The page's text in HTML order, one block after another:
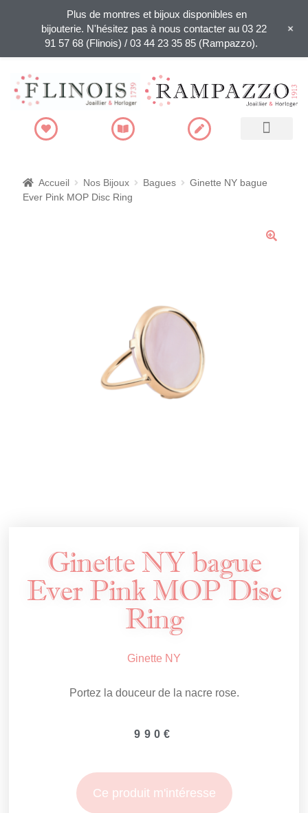
Accueil Nos Bijoux Bagues
Ginette NY bague
Ever Pink MOP Disc Ring
Ginette NY bague
Ever Pink MOP Disc
Ring
Ginette NY
Portez la douceur de la nacre rose.
990€
Ce produit m'intéresse
Plus de montres et bijoux disponibles en
bijouterie. N'hésitez pas à nous contacter au 03 22
91 57 68 (Flinois) / 03 44 23 35 85 (Rampazzo).
+